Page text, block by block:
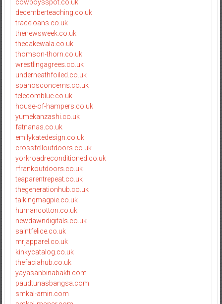
cowboysspot.co.uk
decemberteaching.co.uk
traceloans.co.uk
thenewsweek.co.uk
thecakewala.co.uk
thomson-thorn.co.uk
wrestlingagrees.co.uk
underneathfoiled.co.uk
spanosconcerns.co.uk
telecomblue.co.uk
house-of-hampers.co.uk
yumekanzashi.co.uk
fatnanas.co.uk
emilykatedesign.co.uk
crossfelloutdoors.co.uk
yorkroadreconditioned.co.uk
rfrankoutdoors.co.uk
teaparentrepeat.co.uk
thegenerationhub.co.uk
talkingmagpie.co.uk
humancotton.co.uk
newdawndigitals.co.uk
saintfelice.co.uk
mrjapparel.co.uk
kinkycatalog.co.uk
thefaciahub.co.uk
yayasanbinabakti.com
paudtunasbangsa.com
smkal-amin.com